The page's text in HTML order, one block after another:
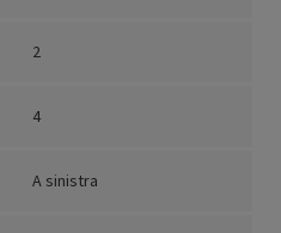
2
4
A sinistra